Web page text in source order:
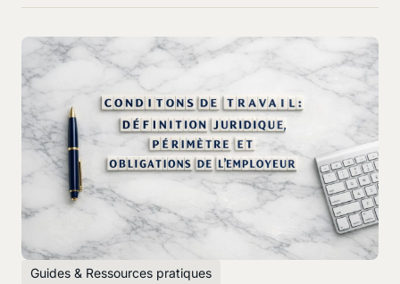
Guides & Ressources pratiques